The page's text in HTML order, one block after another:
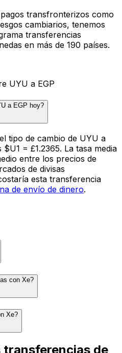
transfronterizos como
cambiarios, tenemos
transferencias
en más de 190 países.
UYU a EGP
a EGP hoy?
tipo de cambio de UYU a
= £1.2365. La tasa media
entre los precios de
de divisas
esta transferencia
de envío de dinero.
con Xe?
Xe?
transferencias de